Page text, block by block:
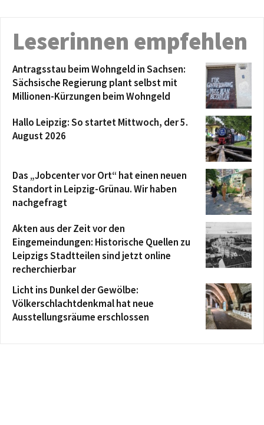
Leserinnen empfehlen
Antragsstau beim Wohngeld in Sachsen:
Sächsische Regierung plant selbst mit
Millionen-Kürzungen beim Wohngeld
Hallo Leipzig: So startet Mittwoch, der 5.
August 2026
Das „Jobcenter vor Ort“ hat einen neuen
Standort in Leipzig-Grünau. Wir haben
nachgefragt
Akten aus der Zeit vor den
Eingemeindungen: Historische Quellen zu
Leipzigs Stadtteilen sind jetzt online
recherchierbar
Licht ins Dunkel der Gewölbe:
Völkerschlachtdenkmal hat neue
Ausstellungsräume erschlossen